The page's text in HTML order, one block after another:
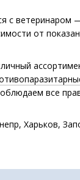
с
от
все
Харьков,